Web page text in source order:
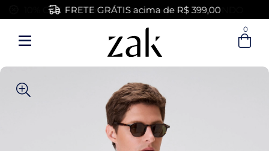
Entre com email ou cpf/cnpj
Criar nova conta
FRETE GRÁTIS acima de R$ 399,00
0